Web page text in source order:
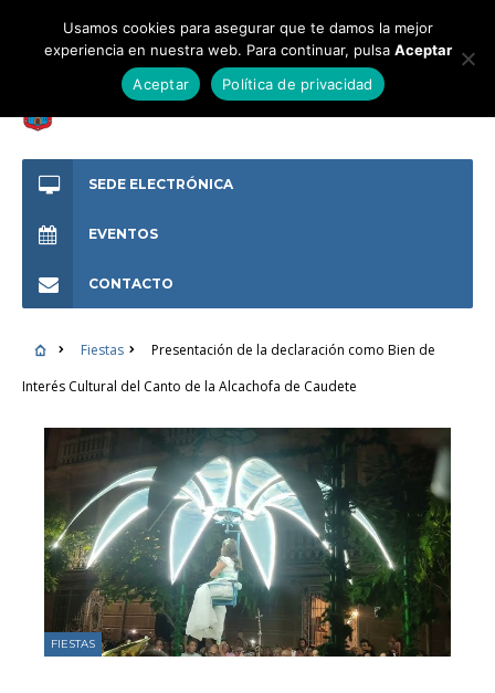
SEDE ELECTRÓNICA
EVENTOS
CONTACTO
Fiestas
Presentación de la declaración como Bien de
Interés Cultural del Canto de la Alcachofa de Caudete
FIESTAS
Usamos cookies para asegurar que te damos la mejor
experiencia en nuestra web. Para continuar, pulsa Aceptar
Aceptar
Política de privacidad